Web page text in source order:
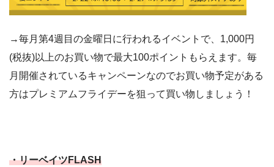
→毎月第4週目の金曜日に行われるイベントで、1,000円
(税抜)以上のお買い物で最大100ポイントもらえます。毎
月開催されているキャンペーンなのでお買い物予定がある
方はプレミアムフライデーを狙って買い物しましょう！
・リーベイツFLASH